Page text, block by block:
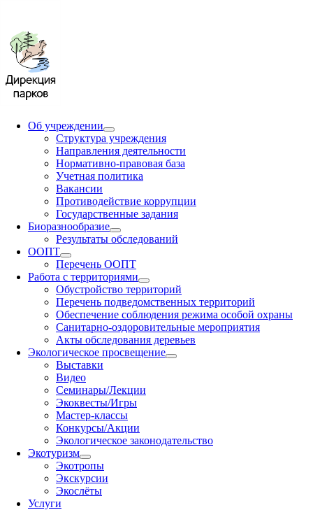
Об учреждении
Структура учреждения
Направления деятельности
Нормативно-правовая база
Учетная политика
Вакансии
Противодействие коррупции
Государственные задания
Биоразнообразие
Результаты обследований
ООПТ
Перечень ООПТ
Работа с территориями
Обустройство территорий
Перечень подведомственных территорий
Обеспечение соблюдения режима особой охраны
Санитарно-оздоровительные мероприятия
Акты обследования деревьев
Экологическое просвещение
Выставки
Видео
Семинары/Лекции
Экоквесты/Игры
Мастер-классы
Конкурсы/Акции
Экологическое законодательство
Экотуризм
Экотропы
Экскурсии
Экослёты
Услуги